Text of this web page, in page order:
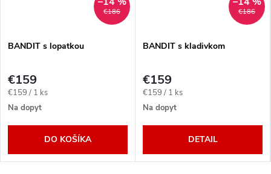
€186
BANDIT s lopatkou
€159
Jednotková
cena:
€159 / 1 ks
Na dopyt
DO KOŠÍKA
€186
BANDIT s kladivkom
€159
Jednotková
cena:
€159 / 1 ks
Na dopyt
DETAIL